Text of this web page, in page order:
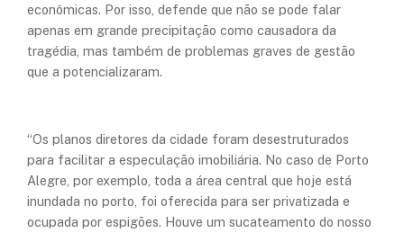
econômicas. Por isso, defende que não se pode falar
apenas em grande precipitação como causadora da
tragédia, mas também de problemas graves de gestão
que a potencializaram.
“Os planos diretores da cidade foram desestruturados
para facilitar a especulação imobiliária. No caso de Porto
Alegre, por exemplo, toda a área central que hoje está
inundada no porto, foi oferecida para ser privatizada e
ocupada por espigões. Houve um sucateamento do nosso